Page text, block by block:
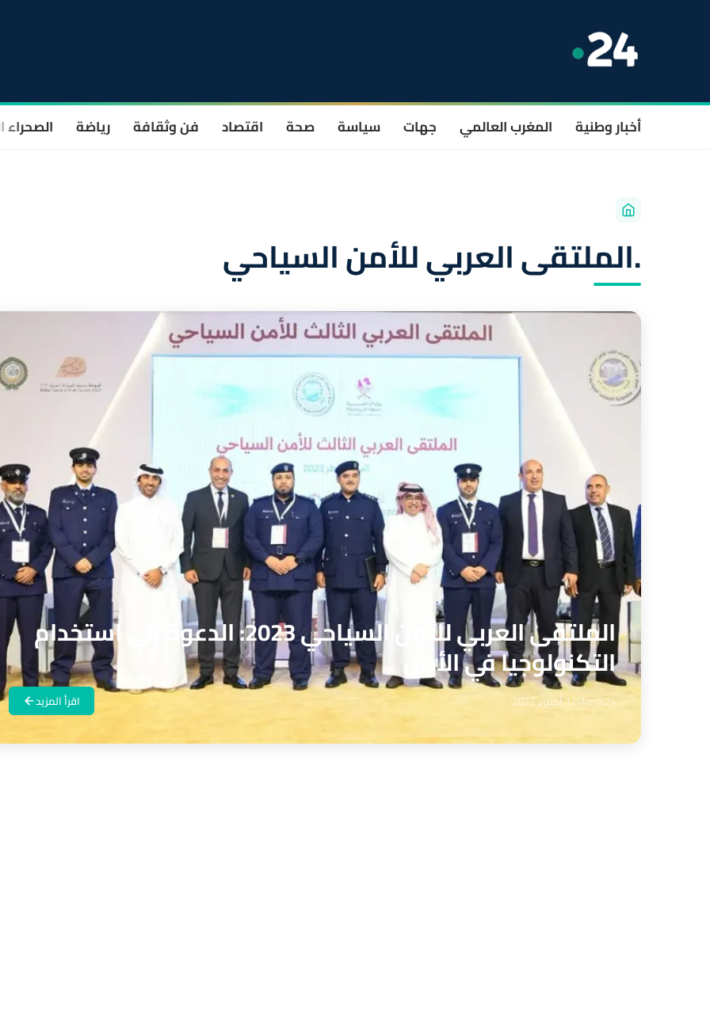
أخبار وطنية المغرب العالمي جهات سياسة صحة اقتصاد فن وثقافة رياضة الصحراء
.الملتقى العربي للأمن السياحي
الملتقى العربي للأمن السياحي 2023: الدعوة إلى استخدام
التكنولوجيا في الأمن
Maroc2412 أكتوبر 2023 اقرأ المزيد